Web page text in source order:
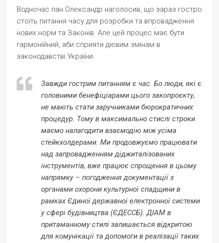
Водночас пан Олександр наголосив, що зараз гостро
стоїть питання часу для розробки та впровадження
нових норм та Законів. Але цей процес має бути
гармонійний, аби сприяти дієвим змінам в
законодавстві України.
Завжди гострим питанням є час. Бо люди, які є
головними бенефіціарами цього закопроєкту,
не мають стати заручниками бюрократичних
процедур. Тому в максимально стислі строки
маємо налагодити взаємодію між усіма
стейкхолдерами. Ми продовжуємо працювати
над запровадженням діджиталізованих
інструментів, вже працює спрощення в цьому
напрямку – погодження документації з
органами охорони культурної спадщини в
рамках Єдиної державної електронної системи
у сфері будівництва (ЄДЕССБ). ДІАМ в
притаманному стилі залишається відкритою
для комунікації та допомоги в реалізації таких